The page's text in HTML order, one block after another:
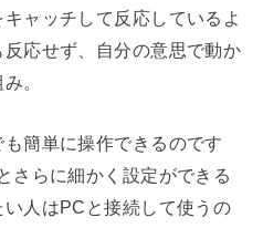
ャッチして反応しているよ
応せず、自分の意思で動か
。
簡単に操作できるのです
さらに細かく設定ができる
人はPCと接続して使うの